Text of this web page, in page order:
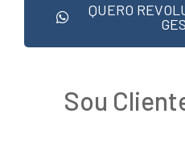
QUERO
Sou